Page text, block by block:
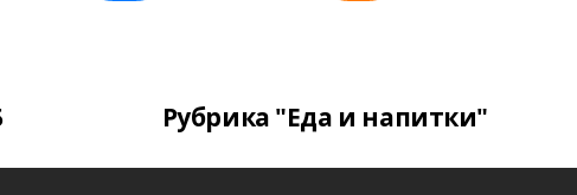
Рубрика "Еда и напитки"